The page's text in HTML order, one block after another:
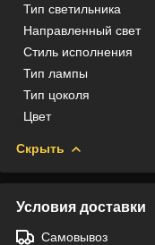
Тип светильника
Направленный свет
Стиль исполнения
Тип лампы
Тип цоколя
Цвет
Скрыть
Условия доставки
Самовывоз